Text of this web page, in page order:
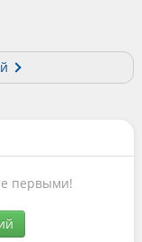
первыми!